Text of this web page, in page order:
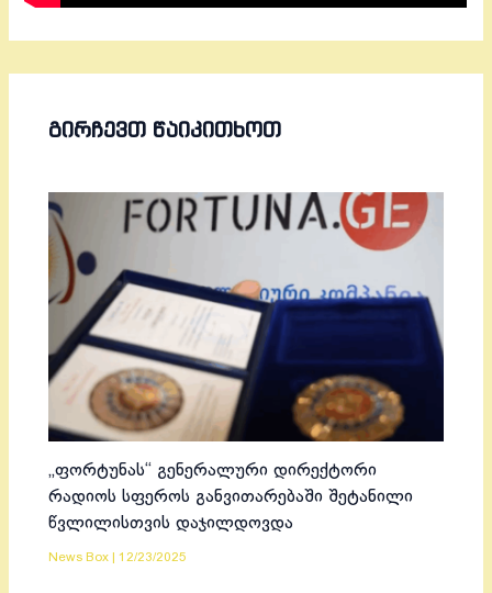
ᲒᲘᲠᲩᲔᲕᲗ ᲬᲐᲘᲙᲘᲗᲮᲝᲗ
„ფორტუნას“ გენერალური დირექტორი
რადიოს სფეროს განვითარებაში შეტანილი
წვლილისთვის დაჯილდოვდა
News Box |12/23/2025